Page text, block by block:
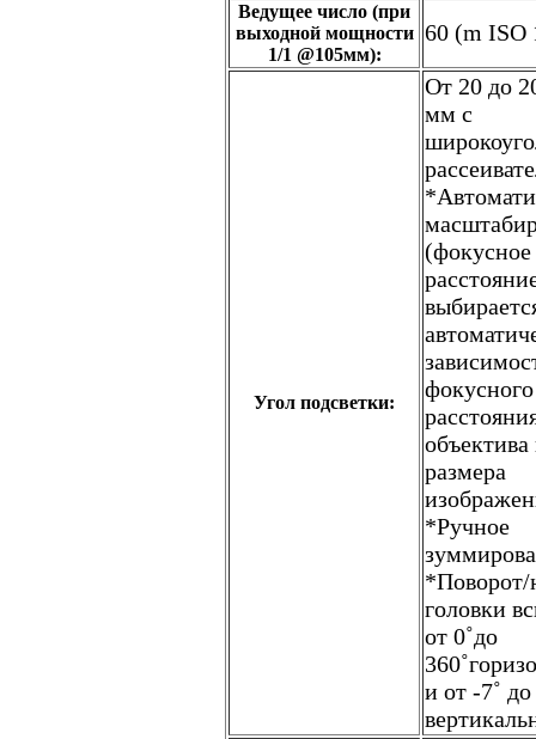
Ведущее число (при
выходной мощности
1/1 @105мм):
60 (m ISO
Угол подсветки:
От 20 до
мм c
(фокусное
фокусного
объектива
размера
*Ручное
*Поворот/
головки
от 0˚до
и от -7˚ до